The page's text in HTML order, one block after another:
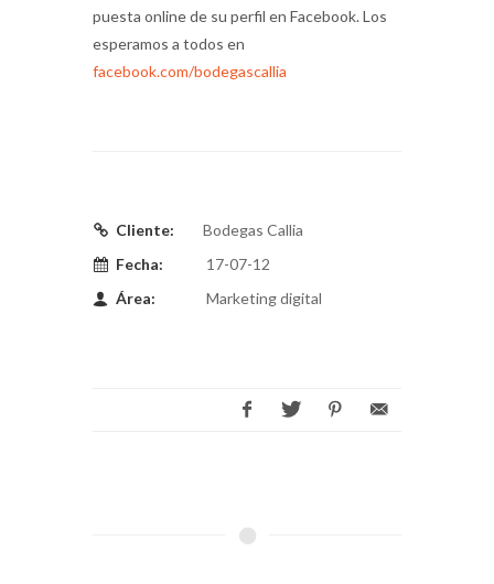
puesta online de su perfil en Facebook. Los
esperamos a todos en
facebook.com/bodegascallia
Cliente:
Bodegas Callia
Fecha:
17-07-12
Área:
Marketing digital